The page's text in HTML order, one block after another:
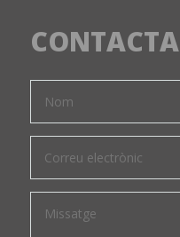
CONTACTA